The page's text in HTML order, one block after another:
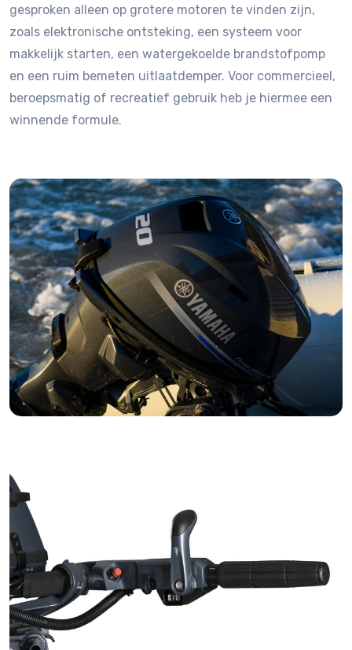
gesproken alleen op grotere motoren te vinden zijn,
zoals elektronische ontsteking, een systeem voor
makkelijk starten, een watergekoelde brandstofpomp
en een ruim bemeten uitlaatdemper. Voor commercieel,
beroepsmatig of recreatief gebruik heb je hiermee een
winnende formule.